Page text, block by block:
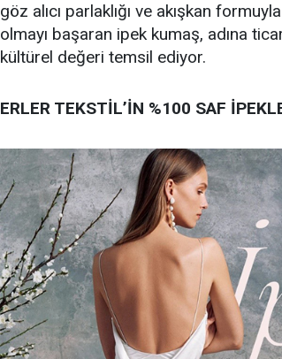
göz alıcı parlaklığı ve akışkan
olmayı başaran ipek kumaş, adına
kültürel değeri temsil ediyor.
ERLER TEKSTİL’İN %100 SAF